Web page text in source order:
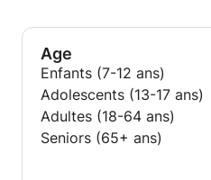
Age
Enfants (7-12 ans)
Adolescents (13-17 ans)
Adultes (18-64 ans)
Seniors (65+ ans)